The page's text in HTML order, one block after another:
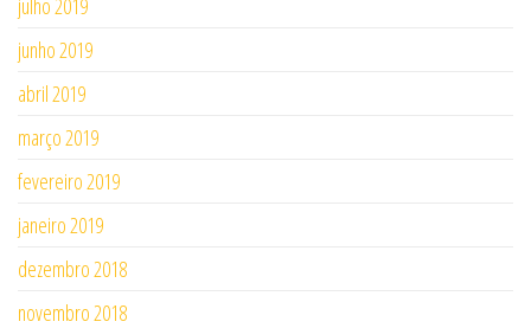
julho 2019
junho 2019
abril 2019
março 2019
fevereiro 2019
janeiro 2019
dezembro 2018
novembro 2018